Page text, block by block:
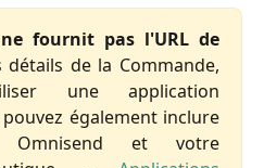
ne fournit pas l'URL de
de la Commande,
une application
également inclure
Omnisend et votre